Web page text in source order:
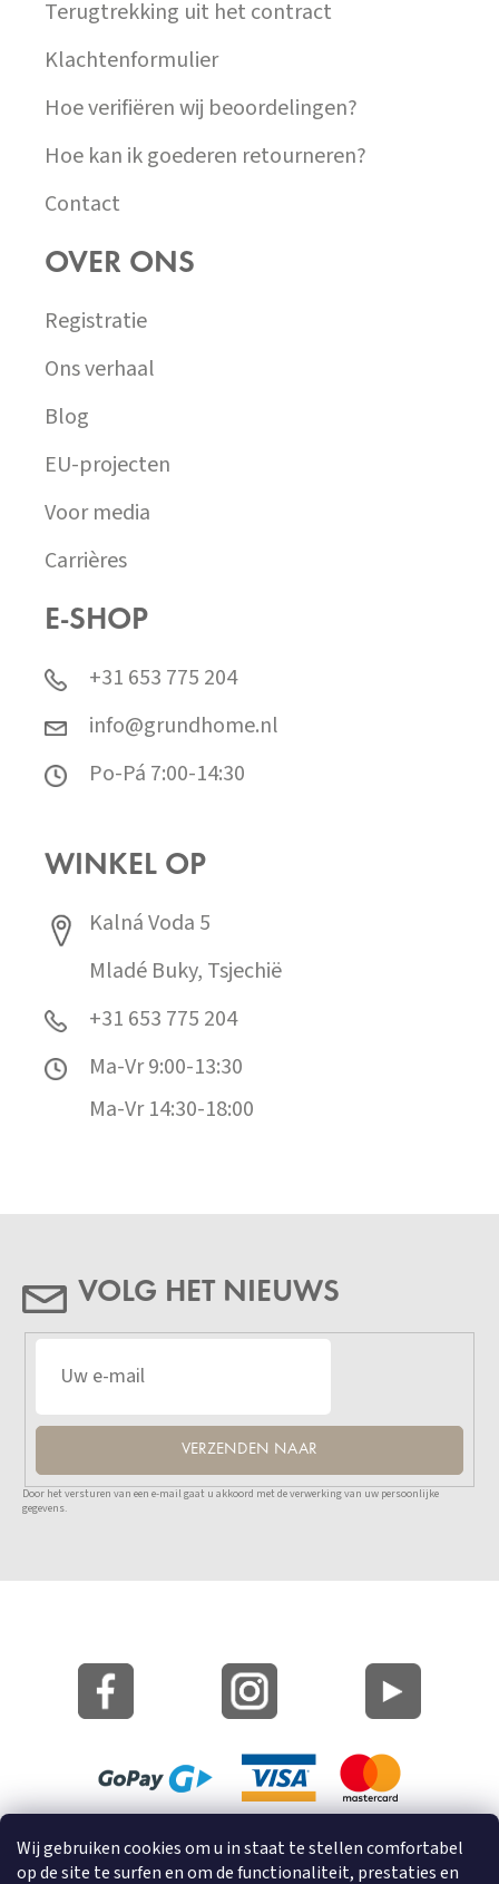
Wij gebruiken cookies om u in staat te stellen comfortabel
op de site te surfen en om de functionaliteit, prestaties en
Terugtrekking uit het contract
Klachtenformulier
Hoe verifiëren wij beoordelingen?
Hoe kan ik goederen retourneren?
Contact
OVER ONS
Registratie
Ons verhaal
Blog
EU-projecten
Voor media
Carrières
E-SHOP
+31 653 775 204
info@grundhome.nl
Po-Pá 7:00-14:30
WINKEL OP
Kalná Voda 5
Mladé Buky, Tsjechië
+31 653 775 204
Ma-Vr 9:00-13:30
Ma-Vr 14:30-18:00
VOLG HET NIEUWS
VERZENDEN NAAR
Door het versturen van een e-mail gaat u akkoord met de verwerking van uw persoonlijke
gegevens.
Informatie over cookies